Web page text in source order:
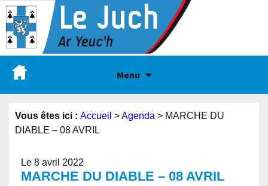
Menu
Vous êtes ici : Accueil >Agenda > MARCHE DU
DIABLE – 08 AVRIL
Le 8 avril 2022
MARCHE DU DIABLE – 08 AVRIL